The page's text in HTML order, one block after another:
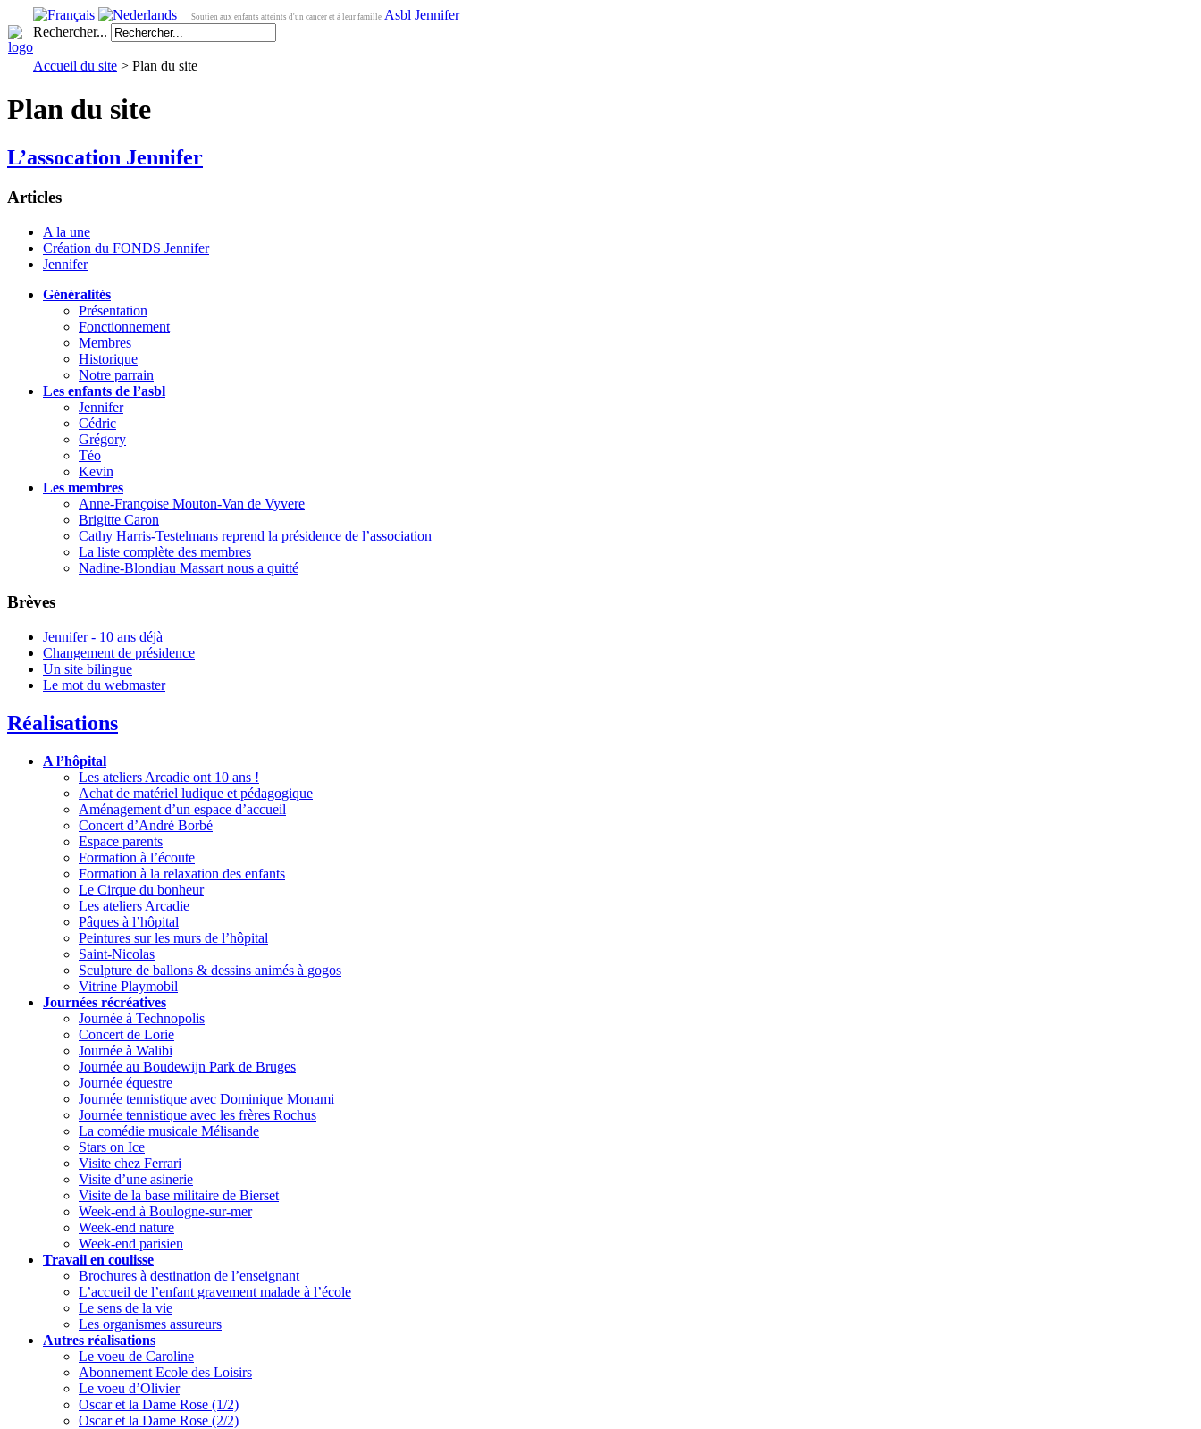
Soutien aux enfants atteints d'un cancer et à leur famille Asbl Jennifer
Rechercher...
Accueil du site > Plan du site
Plan du site
L’assocation Jennifer
Articles
A la une
Création du FONDS Jennifer
Jennifer
Généralités
Présentation
Fonctionnement
Membres
Historique
Notre parrain
Les enfants de l’asbl
Jennifer
Cédric
Grégory
Téo
Kevin
Les membres
Anne-Françoise Mouton-Van de Vyvere
Brigitte Caron
Cathy Harris-Testelmans reprend la présidence de l’association
La liste complète des membres
Nadine-Blondiau Massart nous a quitté
Brèves
Jennifer - 10 ans déjà
Changement de présidence
Un site bilingue
Le mot du webmaster
Réalisations
A l’hôpital
Les ateliers Arcadie ont 10 ans !
Achat de matériel ludique et pédagogique
Aménagement d’un espace d’accueil
Concert d’André Borbé
Espace parents
Formation à l’écoute
Formation à la relaxation des enfants
Le Cirque du bonheur
Les ateliers Arcadie
Pâques à l’hôpital
Peintures sur les murs de l’hôpital
Saint-Nicolas
Sculpture de ballons & dessins animés à gogos
Vitrine Playmobil
Journées récréatives
Journée à Technopolis
Concert de Lorie
Journée à Walibi
Journée au Boudewijn Park de Bruges
Journée équestre
Journée tennistique avec Dominique Monami
Journée tennistique avec les frères Rochus
La comédie musicale Mélisande
Stars on Ice
Visite chez Ferrari
Visite d’une asinerie
Visite de la base militaire de Bierset
Week-end à Boulogne-sur-mer
Week-end nature
Week-end parisien
Travail en coulisse
Brochures à destination de l’enseignant
L’accueil de l’enfant gravement malade à l’école
Le sens de la vie
Les organismes assureurs
Autres réalisations
Le voeu de Caroline
Abonnement Ecole des Loisirs
Le voeu d’Olivier
Oscar et la Dame Rose (1/2)
Oscar et la Dame Rose (2/2)